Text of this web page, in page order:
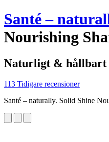
Santé –
Nourishing
Naturligt & hållbart
113 Tidigare recensioner
Santé – naturally. Solid Shine